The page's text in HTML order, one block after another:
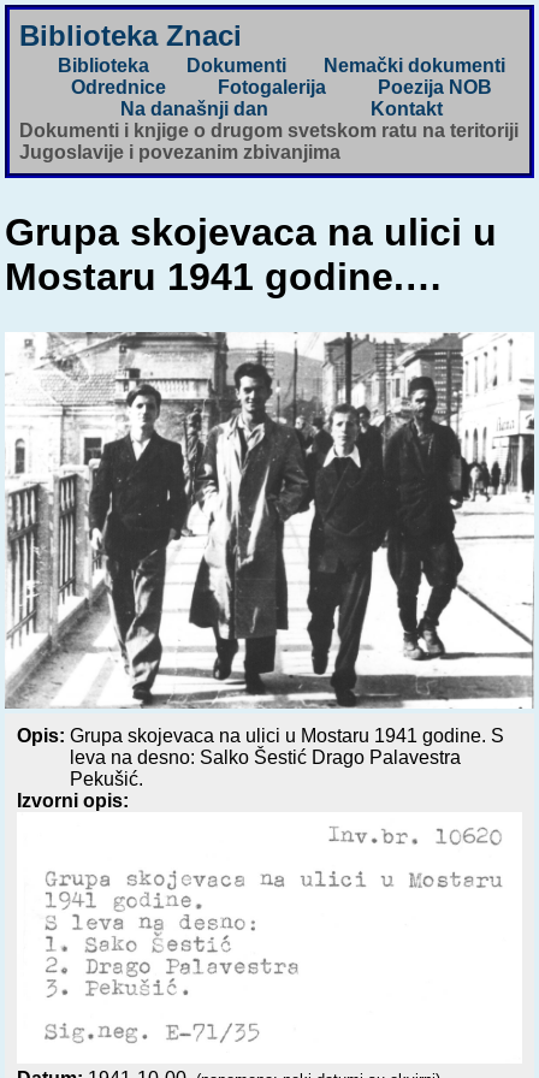
Biblioteka Znaci
Biblioteka Dokumenti
Nemački dokumenti
Odrednice
Fotogalerija
Poezija NOB
Na današnji dan
Kontakt
Dokumenti i knjige o drugom svetskom ratu na teritoriji
Jugoslavije i povezanim zbivanjima
Grupa skojevaca na ulici u
Mostaru 1941 godine.…
Opis:Grupa skojevaca na ulici u Mostaru 1941 godine. S
leva na desno: Salko Šestić Drago Palavestra
Pekušić.
Izvorni opis: